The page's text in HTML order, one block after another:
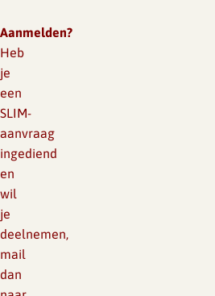
Aanmelden?
Heb
je
een
SLIM-
aanvraag
ingediend
en
wil
je
deelnemen,
mail
dan